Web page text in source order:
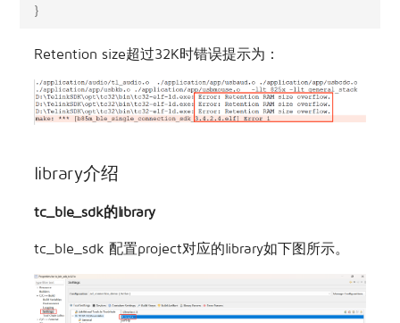
}
Retention size超过32K时错误提示为：
library介绍
tc_ble_sdk的library
tc_ble_sdk 配置project对应的library如下图所示。